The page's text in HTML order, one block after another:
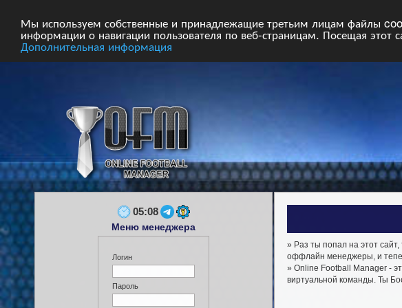
Мы используем собственные и принадлежащие третьим лицам файлы
информации о навигации пользователя по веб-страницам. Посещая этот
Дополнительная информация
» Раз ты попал на этот
оффлайн менеджеры, и
» Online Football Manager -
виртуальной команды. Ты
05:08
Меню менеджера
Логин
Пароль